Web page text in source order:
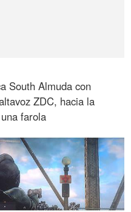
South Almuda con
ZDC, hacia la
farola